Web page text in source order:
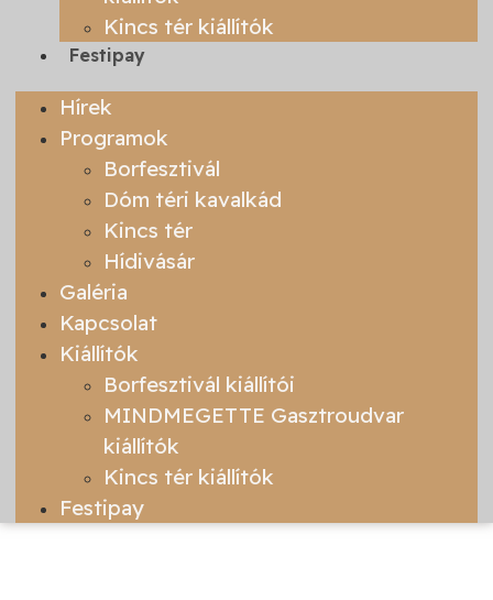
Kincs tér kiállítók
Festipay
Hírek
Programok
Borfesztivál
Dóm téri kavalkád
Kincs tér
Hídivásár
Galéria
Kapcsolat
Kiállítók
Borfesztivál kiállítói
MINDMEGETTE Gasztroudvar
kiállítók
Kincs tér kiállítók
Festipay